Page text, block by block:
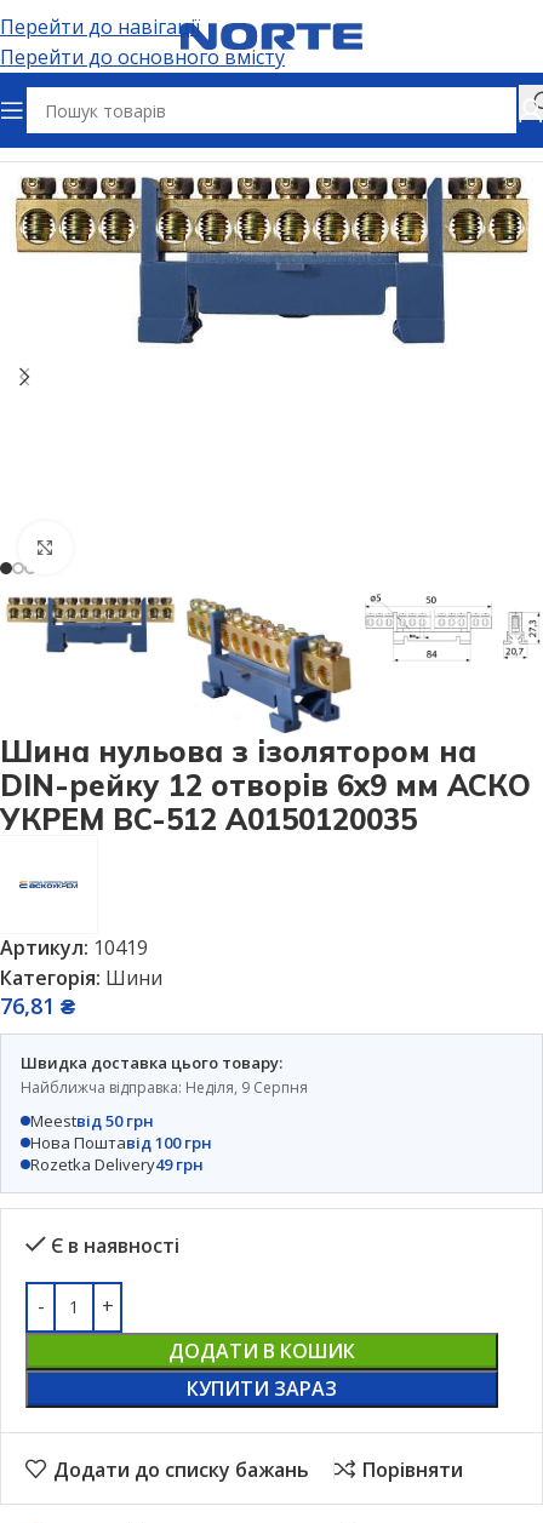
Перейти до навігації
Перейти до основного вмісту
Головна Електрощитове обладнання Шини
Шина нульова з ізолятором на
DIN-рейку 12 отворів 6х9 мм АСКО
УКРЕМ BC-512 A0150120035
Артикул: 10419
Категорія: Шини
76,81 ₴
Швидка доставка цього товару:
Найближча відправка: Неділя, 9 Серпня
Meestвід 50 грн
Нова Поштавід 100 грн
Rozetka Delivery49 грн
Є в наявності
ДОДАТИ В КОШИК
КУПИТИ ЗАРАЗ
Додати до списку бажань Порівняти